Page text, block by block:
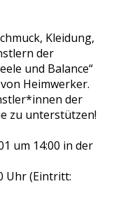
Kleidung,
der
und Balance“
Heimwerker.
der
zu unterstützen!
um 14:00 in der
Uhr (Eintritt: